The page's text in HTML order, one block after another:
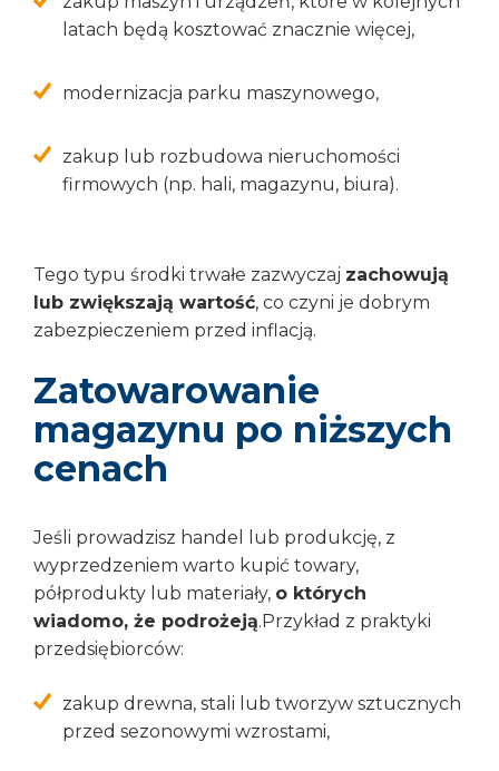
latach będą kosztować znacznie więcej,
modernizacja parku maszynowego,
zakup lub rozbudowa nieruchomości
firmowych (np. hali, magazynu, biura).
Tego typu środki trwałe zazwyczaj zachowują
lub zwiększają wartość, co czyni je dobrym
zabezpieczeniem przed inflacją.
Zatowarowanie
magazynu po niższych
cenach
Jeśli prowadzisz handel lub produkcję, z
wyprzedzeniem warto kupić towary,
półprodukty lub materiały, o których
wiadomo, że podrożeją.Przykład z praktyki
przedsiębiorców:
zakup drewna, stali lub tworzyw sztucznych
przed sezonowymi wzrostami,